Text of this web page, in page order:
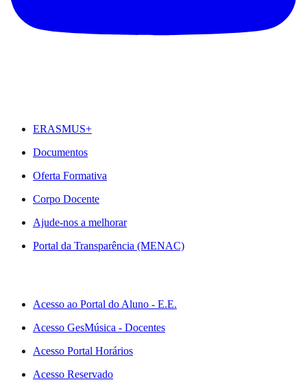
ERASMUS+
Documentos
Oferta Formativa
Corpo Docente
Ajude-nos a melhorar
Portal da Transparência (MENAC)
Acesso ao Portal do Aluno - E.E.
Acesso GesMúsica - Docentes
Acesso Portal Horários
Acesso Reservado